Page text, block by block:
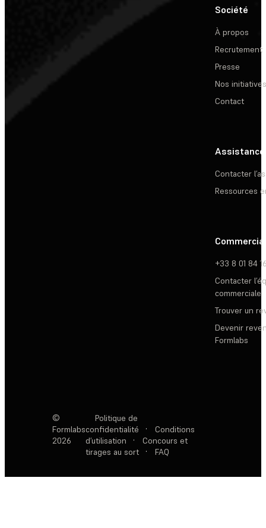
Société
À propos
Recrutement
Presse
Nos initiatives
Contact
Assistance
Contacter
Ressources
Commercial
+33 8 01 84
Contacter
commerciale
Trouver un
Devenir
Formlabs
©
Formlabs
2026
Politique de
confidentialité
·
Conditions
d’utilisation
·
Concours et
tirages au sort
· FAQ